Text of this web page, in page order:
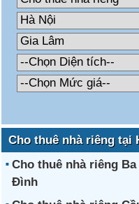
Cho thuê nhà riêng tại
Cho thuê nhà riêng Ba
Đình